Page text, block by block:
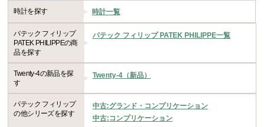
時計を探す 時計一覧
パテック フィリップ
PATEK PHILIPPEの商
品を探す
パテック フィリップ PATEK PHILIPPE一覧
Twenty-4の新品を探
す
Twenty-4（新品）
パテック フィリップ
の他シリーズを探す
中古:グランド・コンプリケーション
中古:コンプリケーション